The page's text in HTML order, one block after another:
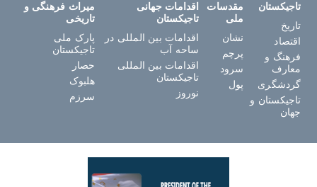
تاجیکستان
تاریخ
اقتصاد
فرهنگ و
معارف
گردشگری
تاجیکستان و
جهان
مقدسات
ملی
نشان
پرچم
سرود
پول
اقدامات جهانی
تاجیکستان
اقدامات بین المللی در
ساحه آب
اقدامات بین المللی
تاجیکستان
نوروز
میراث فرهنگی و
تاریخی
پارک ملی
تاجیکستان
حصار
هلبوک
سرزم